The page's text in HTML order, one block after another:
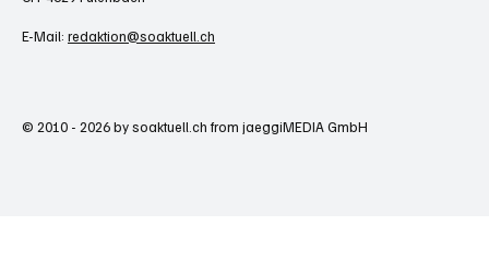
E-Mail: redaktion@soaktuell.ch
© 2010 - 2026 by soaktuell.ch from jaeggiMEDIA GmbH